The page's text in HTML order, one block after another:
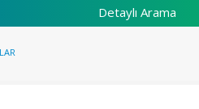
Detaylı Arama